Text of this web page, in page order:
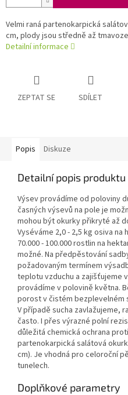
Velmi raná partenokarpická
cm, plody jsou středně až
Detailní informace
ZEPTAT SE SDÍLET
Popis Diskuze
Detailní popis produktu
Výsev provádíme od poloviny
časných výsevů na pole je
mohou být okurky přikryté až
Vyséváme 2,0 - 2,5 kg osiva
70.000 - 100.000 rostlin na
možné. Na předpěstování
požadovaným termínem
teplotu vzduchu a zajišťujeme
provádíme v polovině května.
porost v čistém bezplevelném
V případě sucha zavlažujeme,
často. I přes výrazné polní
důležitá chemická ochrana
partenokarpická salátová
cm). Je vhodná pro celoroční
tunelech.
Doplňkové parametry